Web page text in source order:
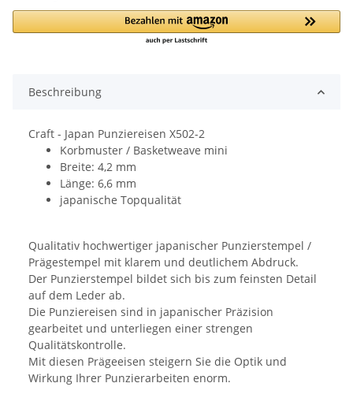
Beschreibung
Craft - Japan Punziereisen X502-2
Korbmuster / Basketweave mini
Breite: 4,2 mm
Länge: 6,6 mm
japanische Topqualität
Qualitativ hochwertiger japanischer Punzierstempel /
Prägestempel mit klarem und deutlichem Abdruck.
Der Punzierstempel bildet sich bis zum feinsten Detail
auf dem Leder ab.
Die Punziereisen sind in japanischer Präzision
gearbeitet und unterliegen einer strengen
Qualitätskontrolle.
Mit diesen Prägeeisen steigern Sie die Optik und
Wirkung Ihrer Punzierarbeiten enorm.